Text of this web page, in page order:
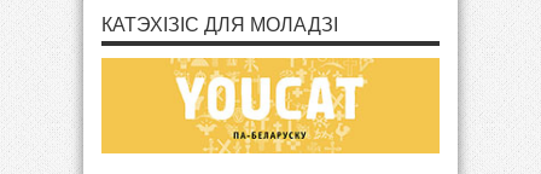
КАТЭХІЗІС ДЛЯ МОЛАДЗІ